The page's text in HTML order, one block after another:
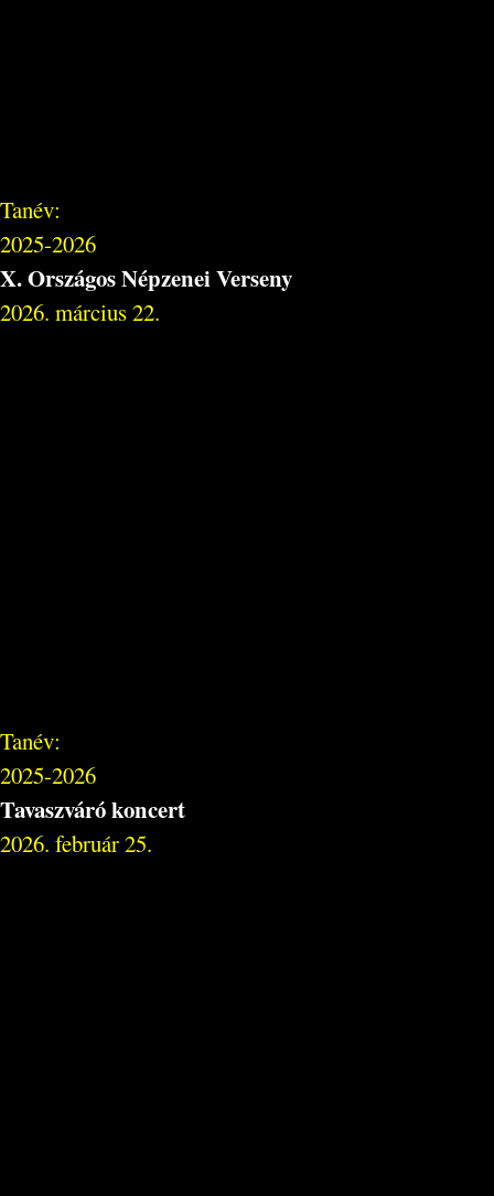
Tanév:
2025-2026
X. Országos Népzenei Verseny
2026. március 22.
Tanév:
2025-2026
Tavaszváró koncert
2026. február 25.